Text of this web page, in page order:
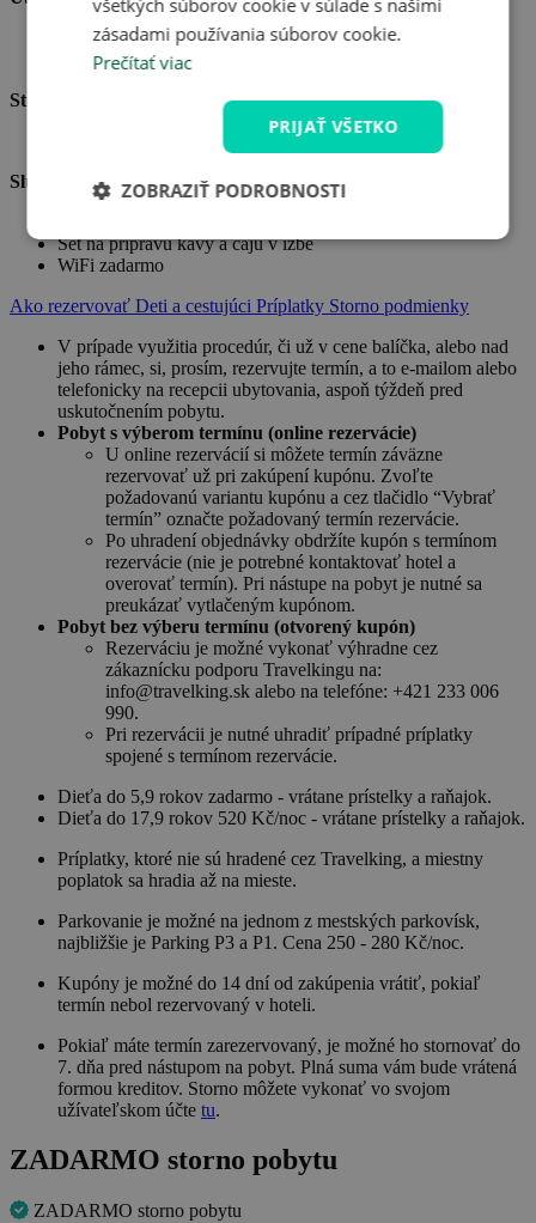
Ubytovanie pre dve osoby v izbe Standard v Penzióne Pod
Radnicí
Strava:
Raňajky formou bufetu počas celej doby pobytu pre dvoch
Služby:
Set na prípravu kávy a čaju v izbe
WiFi zadarmo
Ako rezervovať Deti a cestujúci Príplatky Storno podmienky
V prípade využitia procedúr, či už v cene balíčka, alebo nad
jeho rámec, si, prosím, rezervujte termín, a to e-mailom alebo
telefonicky na recepcii ubytovania, aspoň týždeň pred
uskutočnením pobytu.
Pobyt s výberom termínu (online rezervácie)
U online rezervácií si môžete termín záväzne
rezervovať už pri zakúpení kupónu. Zvoľte
požadovanú variantu kupónu a cez tlačidlo “Vybrať
termín” označte požadovaný termín rezervácie.
Po uhradení objednávky obdržíte kupón s termínom
rezervácie (nie je potrebné kontaktovať hotel a
overovať termín). Pri nástupe na pobyt je nutné sa
preukázať vytlačeným kupónom.
Pobyt bez výberu termínu (otvorený kupón)
Rezerváciu je možné vykonať výhradne cez
zákaznícku podporu Travelkingu na:
info@travelking.sk alebo na telefóne: +421 233 006
990.
Pri rezervácii je nutné uhradiť prípadné príplatky
spojené s termínom rezervácie.
Dieťa do 5,9 rokov zadarmo - vrátane prístelky a raňajok.
Dieťa do 17,9 rokov 520 Kč/noc - vrátane prístelky a raňajok.
Príplatky, ktoré nie sú hradené cez Travelking, a miestny
poplatok sa hradia až na mieste.
Parkovanie je možné na jednom z mestských parkovísk,
najbližšie je Parking P3 a P1. Cena 250 - 280 Kč/noc.
Kupóny je možné do 14 dní od zakúpenia vrátiť, pokiaľ
termín nebol rezervovaný v hoteli.
Pokiaľ máte termín zarezervovaný, je možné ho stornovať do
7. dňa pred nástupom na pobyt. Plná suma vám bude vrátená
formou kreditov. Storno môžete vykonať vo svojom
užívateľskom účte tu.
ZADARMO storno pobytu
ZADARMO storno pobytu
všetkých súborov cookie v súlade s našimi
zásadami používania súborov cookie.
Prečítať viac
PRIJAŤ VŠETKO
ZOBRAZIŤ PODROBNOSTI